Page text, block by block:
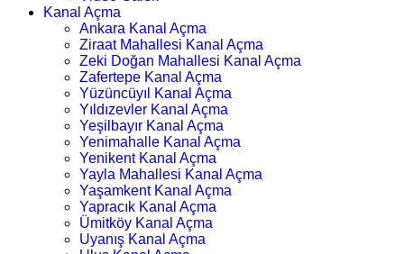
Kanal Açma
Ankara Kanal Açma
Ziraat Mahallesi Kanal Açma
Zeki Doğan Mahallesi Kanal Açma
Zafertepe Kanal Açma
Yüzüncüyıl Kanal Açma
Yıldızevler Kanal Açma
Yeşilbayır Kanal Açma
Yenimahalle Kanal Açma
Yenikent Kanal Açma
Yayla Mahallesi Kanal Açma
Yaşamkent Kanal Açma
Yapracık Kanal Açma
Ümitköy Kanal Açma
Uyanış Kanal Açma